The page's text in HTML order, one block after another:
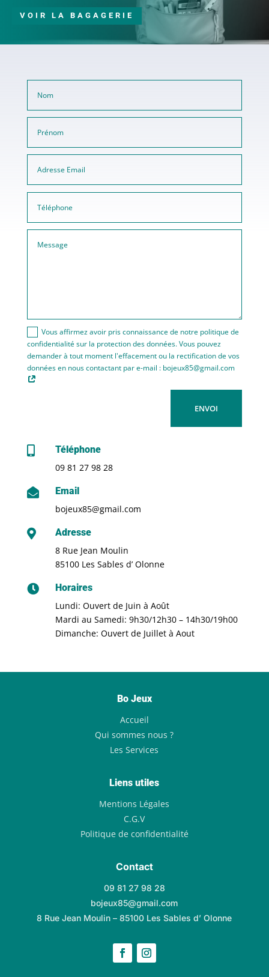
VOIR LA BAGAGERIE
Vous affirmez avoir pris connaissance de notre politique de
confidentialité sur la protection des données. Vous pouvez
demander à tout moment l'effacement ou la rectification de vos
données en nous contactant par e-mail : bojeux85@gmail.com
ENVOI

Téléphone
09 81 27 98 28

Email
bojeux85@gmail.com

Adresse
8 Rue Jean Moulin
85100 Les Sables d’ Olonne

Horaires
Lundi: Ouvert de Juin à Août
Mardi au Samedi: 9h30/12h30 – 14h30/19h00
Dimanche: Ouvert de Juillet à Aout
Bo Jeux
Accueil
Qui sommes nous ?
Les Services
Liens utiles
Mentions Légales
C.G.V
Politique de confidentialité
Contact
09 81 27 98 28
bojeux85@gmail.com
8 Rue Jean Moulin – 85100 Les Sables d’ Olonne